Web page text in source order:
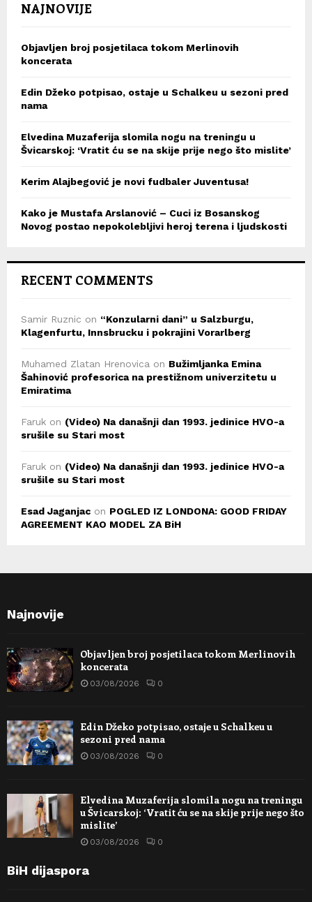
NAJNOVIJE
Objavljen broj posjetilaca tokom Merlinovih
koncerata
Edin Džeko potpisao, ostaje u Schalkeu u sezoni pred
nama
Elvedina Muzaferija slomila nogu na treningu u
Švicarskoj: ‘Vratit ću se na skije prije nego što mislite’
Kerim Alajbegović je novi fudbaler Juventusa!
Kako je Mustafa Arslanović – Cuci iz Bosanskog
Novog postao nepokolebljivi heroj terena i ljudskosti
RECENT COMMENTS
Samir Ruznic on “Konzularni dani” u Salzburgu,
Klagenfurtu, Innsbrucku i pokrajini Vorarlberg
Muhamed Zlatan Hrenovica on Bužimljanka Emina
Šahinović profesorica na prestižnom univerzitetu u
Emiratima
Faruk on (Video) Na današnji dan 1993. jedinice HVO-a
srušile su Stari most
Faruk on (Video) Na današnji dan 1993. jedinice HVO-a
srušile su Stari most
Esad Jaganjac on POGLED IZ LONDONA: GOOD FRIDAY
AGREEMENT KAO MODEL ZA BiH
Najnovije
Objavljen broj posjetilaca tokom Merlinovih
koncerata
03/08/2026 0
Edin Džeko potpisao, ostaje u Schalkeu u
sezoni pred nama
03/08/2026 0
Elvedina Muzaferija slomila nogu na treningu
u Švicarskoj: ‘Vratit ću se na skije prije nego što
mislite’
03/08/2026 0
BiH dijaspora